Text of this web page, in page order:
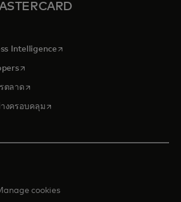
in a new tab
Intelligenceopens in a new tab
opens in a new tab
ตลาด opens in a new tab
งครอบคลุมopens in a new tab
cookies